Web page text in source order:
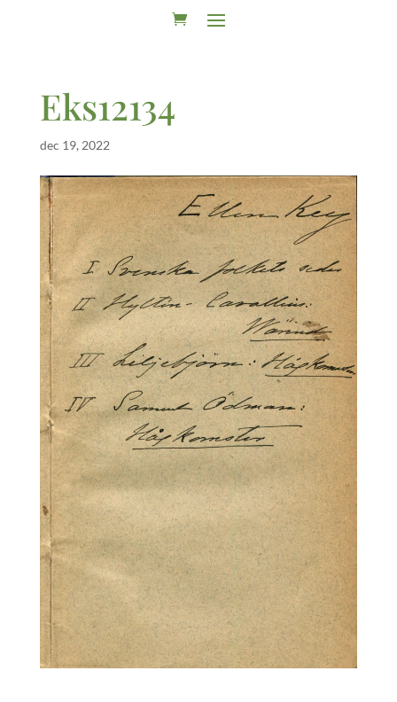
Eks12134
dec 19, 2022